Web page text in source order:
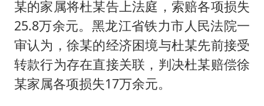
白海豚在海上打了个结
某的家属将杜某告上法庭，索赔各项损失
25.8万余元。黑龙江省铁力市人民法院一
审认为，徐某的经济困境与杜某先前接受
转款行为存在直接关联，判决杜某赔偿徐
某家属各项损失17万余元。